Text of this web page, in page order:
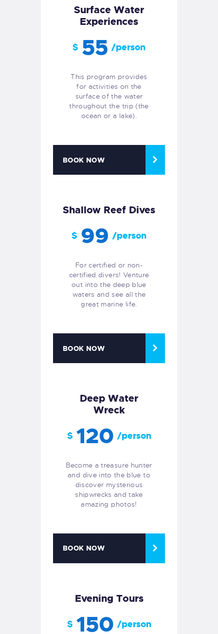
Surface Water
Experiences
$ 55 /person
This program provides
for activities on the
surface of the water
throughout the trip (the
ocean or a lake).
BOOK NOW
Shallow Reef Dives
$ 99 /person
For certified or non-
certified divers! Venture
out into the deep blue
waters and see all the
great marine life.
BOOK NOW
Deep Water
Wreck
$ 120 /person
Become a treasure hunter
and dive into the blue to
discover mysterious
shipwrecks and take
amazing photos!
BOOK NOW
Evening Tours
$ 150 /person